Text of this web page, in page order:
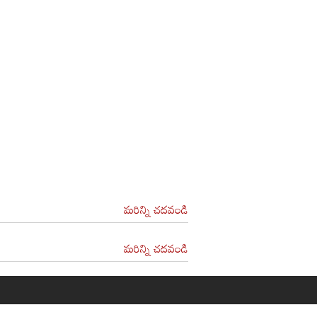
మరిన్ని చదవండి
మరిన్ని చదవండి